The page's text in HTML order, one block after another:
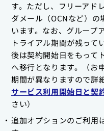
す。ただし、フリーアド
ダメール（OCNなど）
います。なお、グループ
トライアル期間が残って
後は契約開始日をもって
へ移行となります。（お
期間が異なりますので詳
サービス利用開始日と契
さい）
追加オプションのご利用